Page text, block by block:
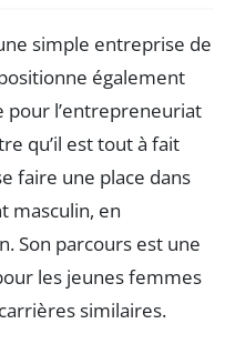
simple entreprise de
également
l’entrepreneuriat
qu’il est tout à fait
faire une place dans
masculin, en
Son parcours est une
les jeunes femmes
similaires.